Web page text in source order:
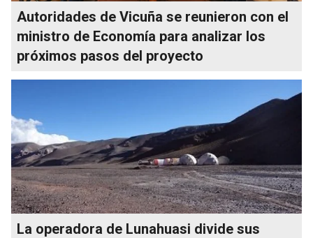
Autoridades de Vicuña se reunieron con el
ministro de Economía para analizar los
próximos pasos del proyecto
La operadora de Lunahuasi divide sus